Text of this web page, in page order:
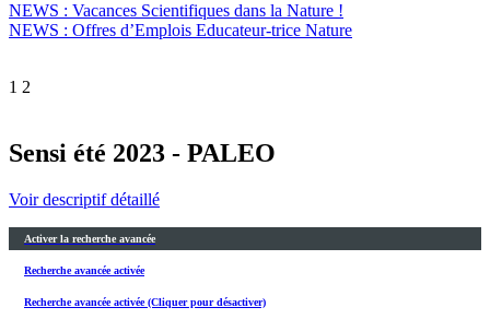
NEWS : Vacances Scientifiques dans la Nature !
NEWS : Offres d’Emplois Educateur-trice Nature
1 2
Sensi été 2023 - PALEO
Voir descriptif détaillé
Activer la recherche avancée
Recherche avancée activée
Recherche avancée activée (Cliquer pour désactiver)